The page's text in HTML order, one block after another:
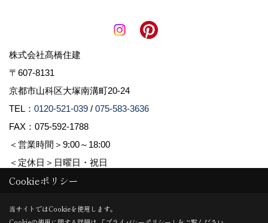
株式会社髙橋住建
〒607-8131
京都市山科区大塚南溝町20-24
TEL： 0120-521-039 / 075-583-3636
FAX：075-592-1788
＜営業時間＞9:00～18:00
＜定休日＞日曜日・祝日
Copyright (c) 株式会社髙橋住建. All Rights Reserved.
Cookieポリシー
当サイトではCookieを使用します。